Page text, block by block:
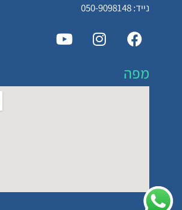
נייד: 050-9098148
מפה